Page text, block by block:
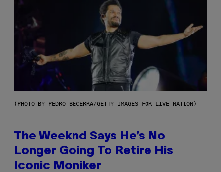
(PHOTO BY PEDRO BECERRA/GETTY IMAGES FOR LIVE NATION)
The Weeknd Says He’s No
Longer Going To Retire His
Iconic Moniker